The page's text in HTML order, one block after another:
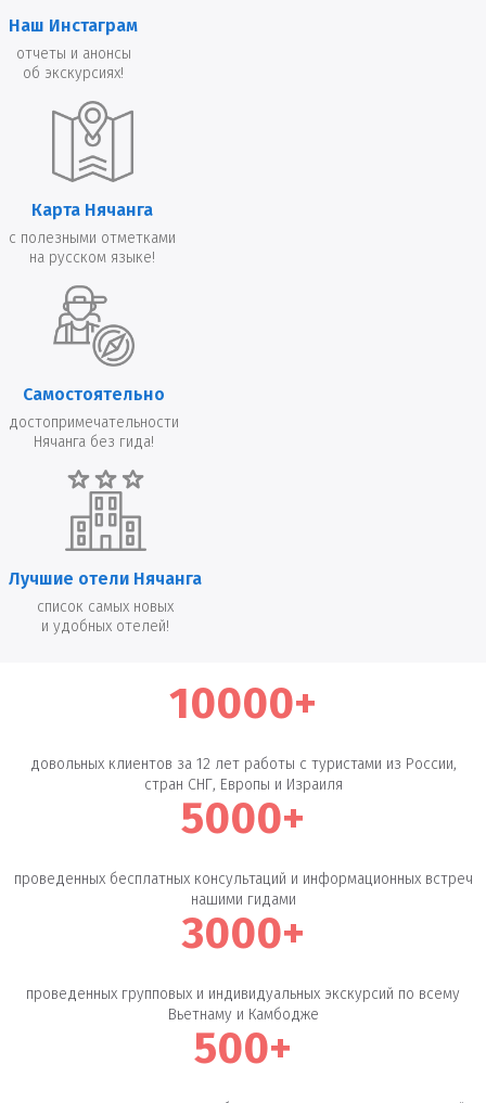
Наш Инстаграм
отчеты и анонсы
об экскурсиях!
Карта Нячанга
с полезными отметками
на русском языке!
Самостоятельно
достопримечательности
Нячанга без гида!
Лучшие отели Нячанга
список самых новых
и удобных отелей!
10000+
довольных клиентов за 12 лет работы с туристами из России,
стран СНГ, Европы и Израиля
5000+
проведенных бесплатных консультаций и информационных встреч
нашими гидами
3000+
проведенных групповых и индивидуальных экскурсий по всему
Вьетнаму и Камбодже
500+